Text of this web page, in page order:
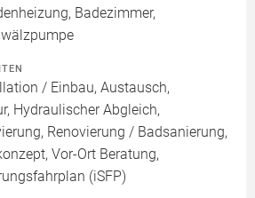
Badezimmer,
/ Einbau, Austausch,
Hydraulischer Abgleich,
Renovierung / Badsanierung,
Vor-Ort Beratung,
(iSFP)